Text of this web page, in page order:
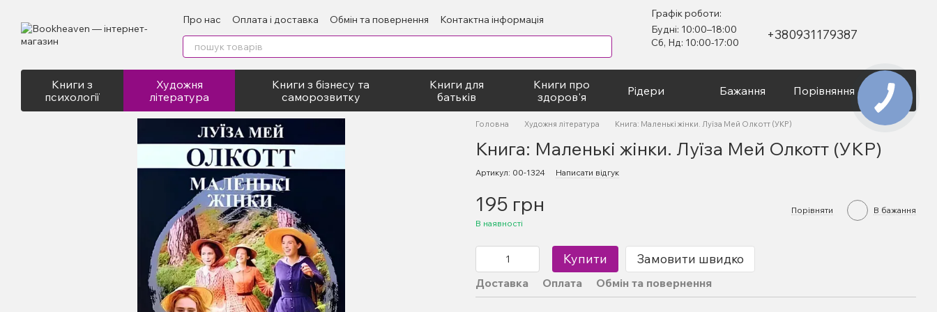
Про нас Оплата і доставка Обмін та повернення
Контактна інформація
Відгуки про магазин
Публічний договір
Графік роботи:
Будні: 10:00–18:00
Сб, Нд: 10:00-17:00
+380931179387
Книги з
психології
Художня
література
Книги з бізнесу та
саморозвитку
Книги для
батьків
Книги про
здоров'я
Рідери Бажання Порівняння Вхід
Головна Художня література Книга: Маленькі жінки. Луїза Мей Олкотт (УКР)
Книга: Маленькі жінки. Луїза Мей Олкотт (УКР)
Артикул: 00-1324 Написати відгук
195 грн
В наявності
Порівняти В бажання
Купити Замовити швидко
Доставка Оплата Обмін та повернення